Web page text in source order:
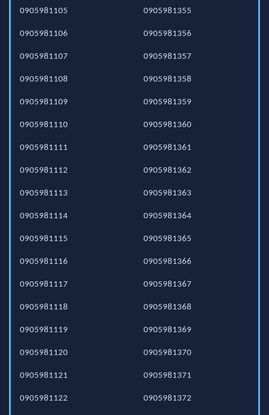
0905981105
0905981106
0905981107
0905981108
0905981109
0905981110
0905981111
0905981112
0905981113
0905981114
0905981115
0905981116
0905981117
0905981118
0905981119
0905981120
0905981121
0905981122
0905981355
0905981356
0905981357
0905981358
0905981359
0905981360
0905981361
0905981362
0905981363
0905981364
0905981365
0905981366
0905981367
0905981368
0905981369
0905981370
0905981371
0905981372